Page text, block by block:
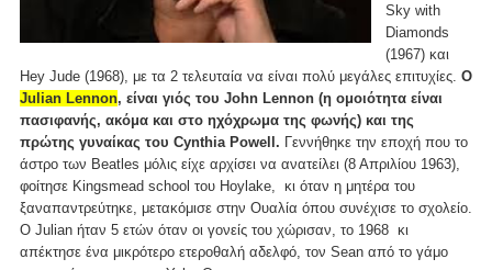
Sky with
Diamonds
(1967) και
Hey Jude (1968), με τα 2 τελευταία να είναι πολύ μεγάλες επιτυχίες. Ο
Julian Lennon, είναι γιός του John Lennon (η ομοιότητα είναι
πασιφανής, ακόμα και στο ηχόχρωμα της φωνής) και της
πρώτης γυναίκας του Cynthia Powell. Γεννήθηκε την εποχή που το
άστρο των Beatles μόλις είχε αρχίσει να ανατείλει (8 Απριλίου 1963),
φοίτησε Kingsmead school του Hoylake, κι όταν η μητέρα του
ξαναπαντρεύτηκε, μετακόμισε στην Ουαλία όπου συνέχισε το σχολείο.
Ο Julian ήταν 5 ετών όταν οι γονείς του χώρισαν, το 1968 κι
απέκτησε ένα μικρότερο ετεροθαλή αδελφό, τον Sean από το γάμο